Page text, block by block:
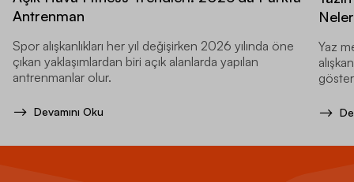
Antrenman
Spor alışkanlıkları her yıl değişirken 2026 yılında öne
çıkan yaklaşımlardan biri açık alanlarda yapılan
antrenmanlar olur.
Devamını Oku
Yaz